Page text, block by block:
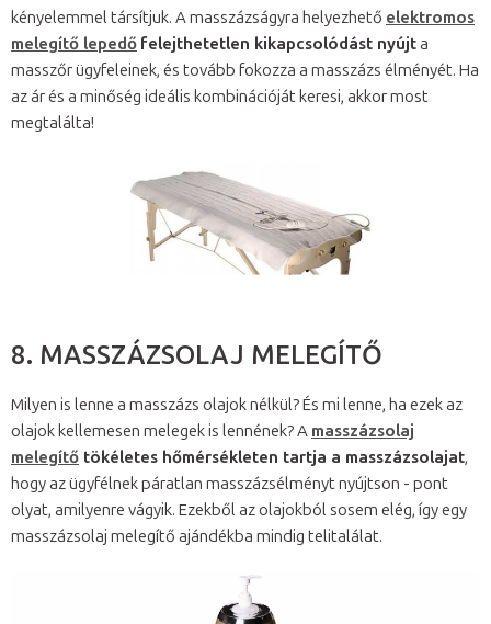
kényelemmel társítjuk. A masszázságyra helyezhető elektromos
melegítő lepedő felejthetetlen kikapcsolódást nyújta
masszőr ügyfeleinek, és tovább fokozza a masszázs élményét. Ha
az ár és a minőség ideális kombinációját keresi, akkor most
megtalálta!
8. MASSZÁZSOLAJ MELEGÍTŐ
Milyen is lenne a masszázs olajok nélkül? És mi lenne, ha ezek az
olajok kellemesen melegek is lennének? A masszázsolaj
melegítő tökéletes hőmérsékleten tartja a masszázsolajat,
hogy az ügyfélnek páratlan masszázsélményt nyújtson - pont
olyat, amilyenre vágyik. Ezekből az olajokból sosem elég, így egy
masszázsolaj melegítő ajándékba mindig telitalálat.